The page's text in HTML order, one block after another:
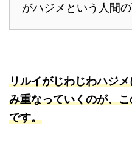
がハジメという人間の
リルイがじわじわハジ
み重なっていくのが、
です。